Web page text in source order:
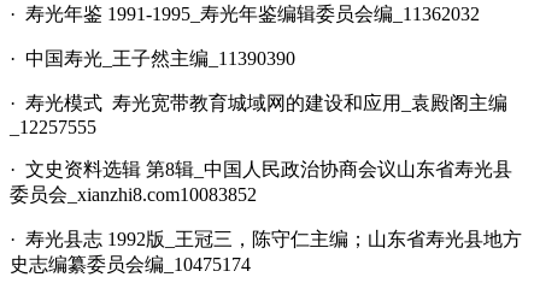
· 寿光年鉴 1991-1995_寿光年鉴编辑委员会编_11362032
· 中国寿光_王子然主编_11390390
· 寿光模式 寿光宽带教育城域网的建设和应用_袁殿阁主编
_12257555
· 文史资料选辑 第8辑_中国人民政治协商会议山东省寿光县
委员会_xianzhi8.com10083852
· 寿光县志 1992版_王冠三，陈守仁主编；山东省寿光县地方
史志编纂委员会编_10475174